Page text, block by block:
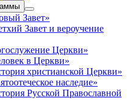
Завет»
Завет и вероучение
Церкви»
в Церкви»
христианской Церкви»
наследие»
Русской Православной